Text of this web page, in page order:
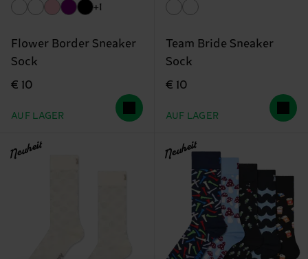
+1
Flower Border Sneaker
Sock
€ 10
AUF LAGER
Team Bride Sneaker
Sock
€ 10
AUF LAGER
Neuheit Neuheit